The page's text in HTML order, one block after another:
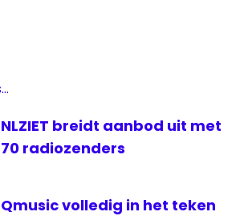
NLZIET breidt aanbod uit met
70 radiozenders
Qmusic volledig in het teken